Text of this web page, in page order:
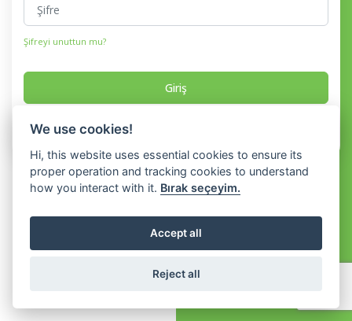
Şifreyi unuttun mu?
Giriş
Hesabın yok mu?
Copyright © Soho ERP 2026
We use cookies!
Hi, this website uses essential cookies to ensure its
proper operation and tracking cookies to understand
how you interact with it. Bırak seçeyim.
Accept all
Reject all